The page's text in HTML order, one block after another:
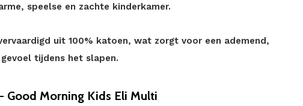
speelse en zachte kinderkamer.
uit 100% katoen, wat zorgt voor een ademend,
tijdens het slapen.
Good Morning Kids Eli Multi